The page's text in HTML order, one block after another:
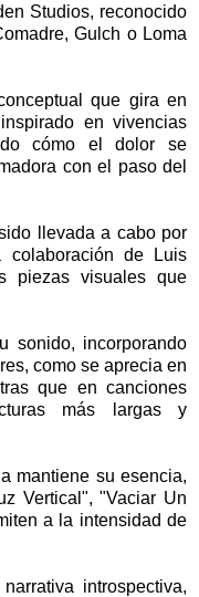
Studios, reconocido
Gulch o Loma
que gira en
en vivencias
cómo el dolor se
con el paso del
llevada a cabo por
colaboración de Luis
piezas visuales que
sonido, incorporando
como se aprecia en
que en canciones
más largas y
mantiene su esencia,
Vertical", "Vaciar Un
a la intensidad de
introspectiva,